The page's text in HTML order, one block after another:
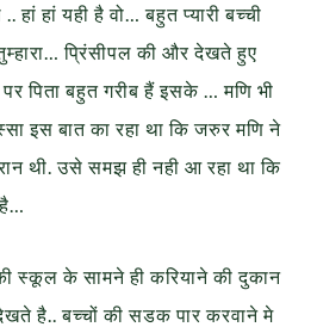
हां यही है वो… बहुत प्यारी बच्ची
प्रिंसीपल की और देखते हुए
पर पिता बहुत गरीब हैं इसके … मणि भी
इस बात का रहा था कि जरुर मणि ने
थी. उसे समझ ही नही आ रहा था कि
स्कूल के सामने ही करियाने की दुकान
है.. बच्चों की सडक पार करवाने मे